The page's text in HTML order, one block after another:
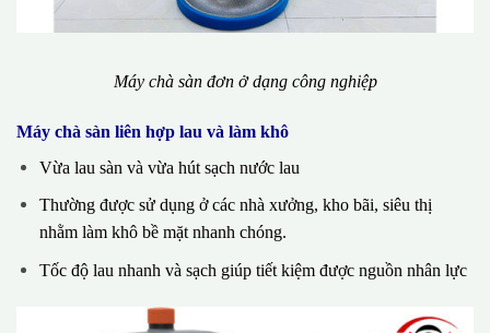
Máy chà sàn đơn ở dạng công nghiệp
Máy chà sàn liên hợp lau và làm khô
Vừa lau sàn và vừa hút sạch nước lau
Thường được sử dụng ở các nhà xưởng, kho bãi, siêu thị
nhằm làm khô bề mặt nhanh chóng.
Tốc độ lau nhanh và sạch giúp tiết kiệm được nguồn nhân lực